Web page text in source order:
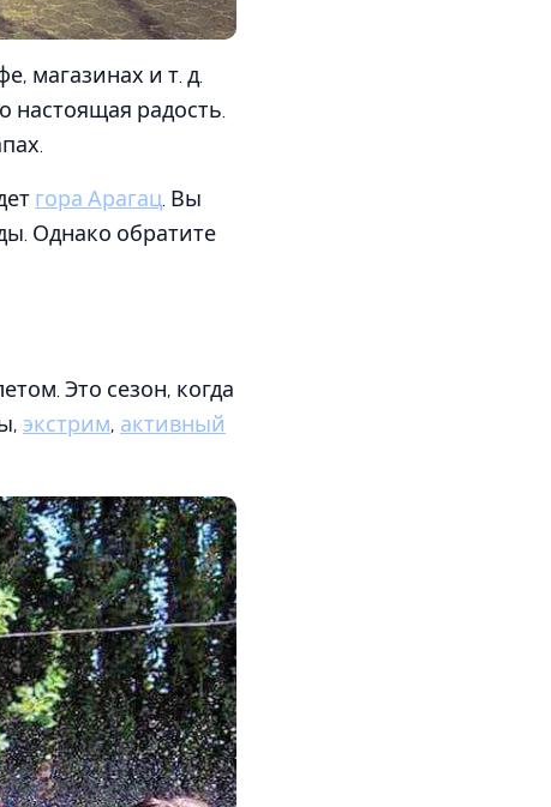
магазинах и т. д.
настоящая радость.
гора Арагац. Вы
Однако обратите
Это сезон, когда
экстрим, активный